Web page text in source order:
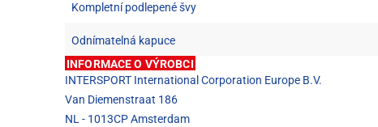
Kompletní podlepené švy
Odnímatelná kapuce
INFORMACE O VÝROBCI
INTERSPORT International Corporation Europe B.V.
Van Diemenstraat 186
NL - 1013CP Amsterdam